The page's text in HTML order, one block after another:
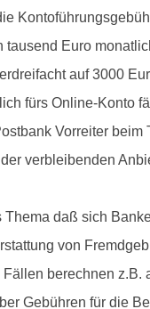
tausend Euro
auf 3000
fürs Online-Konto
Vorreiter beim
verbleibenden
Thema daß sich
von
berechnen z.B.
Gebühren für die